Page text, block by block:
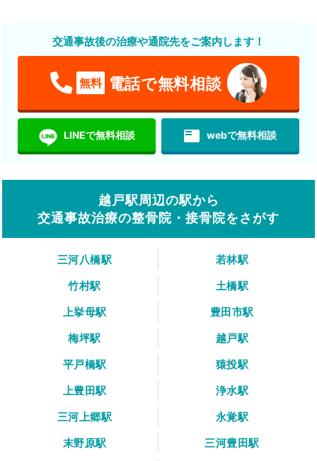
交通事故後の治療や通院先をご案内します！
無料 電話で無料相談
LINEで無料相談 featured_play_list webで無料相談
越戸駅周辺の駅から
交通事故治療の整骨院・接骨院をさがす
三河八橋駅
若林駅
竹村駅
土橋駅
上挙母駅
豊田市駅
梅坪駅
越戸駅
平戸橋駅
猿投駅
上豊田駅
浄水駅
三河上郷駅
永覚駅
末野原駅
三河豊田駅